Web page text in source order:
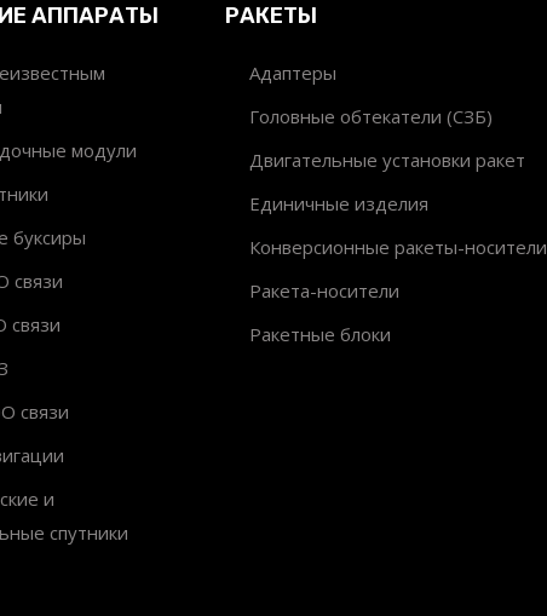
АППАРАТЫ
модули
буксиры
связи
связи
связи
и
спутники
РАКЕТЫ
Адаптеры
Головные обтекатели (СЗБ)
Двигательные установки ракет
Единичные изделия
Конверсионные ракеты-носители
Ракета-носители
Ракетные блоки